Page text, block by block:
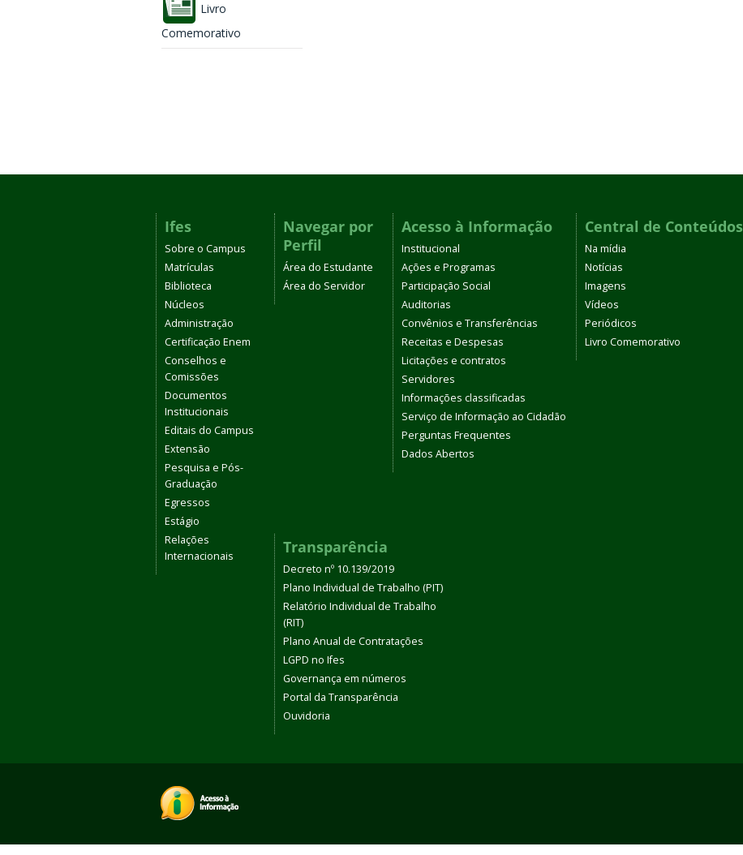
Livro
Comemorativo
Ifes
Sobre o Campus
Matrículas
Biblioteca
Núcleos
Administração
Certificação Enem
Conselhos e
Comissões
Documentos
Institucionais
Editais do Campus
Extensão
Pesquisa e Pós-
Graduação
Egressos
Estágio
Relações
Internacionais
Navegar por
Perfil
Área do Estudante
Área do Servidor
Acesso à Informação
Institucional
Ações e Programas
Participação Social
Auditorias
Convênios e Transferências
Receitas e Despesas
Licitações e contratos
Servidores
Informações classificadas
Serviço de Informação ao Cidadão
Perguntas Frequentes
Dados Abertos
Central de Conteúdos
Na mídia
Notícias
Imagens
Vídeos
Periódicos
Livro Comemorativo
Transparência
Decreto nº 10.139/2019
Plano Individual de Trabalho (PIT)
Relatório Individual de Trabalho
(RIT)
Plano Anual de Contratações
LGPD no Ifes
Governança em números
Portal da Transparência
Ouvidoria